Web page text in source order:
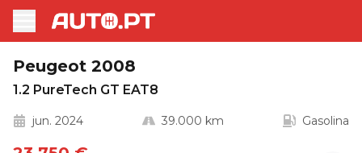
Peugeot 2008
1.2 PureTech GT EAT8
jun. 2024 39.000 km Gasolina